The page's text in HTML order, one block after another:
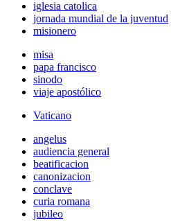
iglesia catolica
jornada mundial de la juventud
misionero
misa
papa francisco
sinodo
viaje apostólico
Vaticano
angelus
audiencia general
beatificacion
canonizacion
conclave
curia romana
jubileo